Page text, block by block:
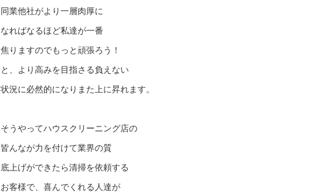
同業他社がより一層肉厚に
なればなるほど私達が一番
焦りますのでもっと頑張ろう！
と、より高みを目指さる負えない
状況に必然的になりまた上に昇れます。
そうやってハウスクリーニング店の
皆んなが力を付けて業界の質
底上げができたら清掃を依頼する
お客様で、喜んでくれる人達が